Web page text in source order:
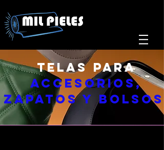
TELAS PARA
accesorios,
zapatos y bolsos